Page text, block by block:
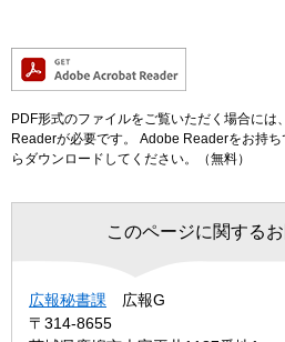
PDF形式のファイルをご覧いただく場合に
Readerが必要です。
Adobe Readerをお持
らダウンロードしてください。（無料）
このページに関する
広報秘書課
広報G
〒314-8655